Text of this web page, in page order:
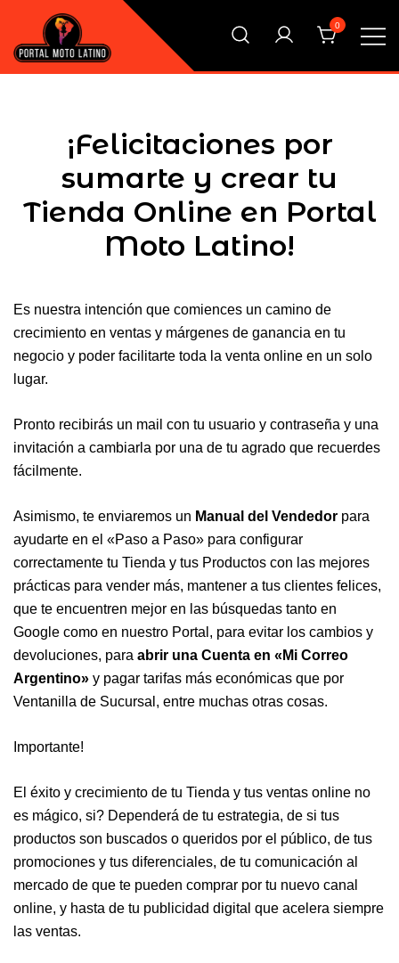
contenido
El Primer Shopping Multi Comercios de la Moto Online
0
¡Felicitaciones por
sumarte y crear tu
Tienda Online en Portal
Moto Latino!
Es nuestra intención que comiences un camino de
crecimiento en ventas y márgenes de ganancia en tu
negocio y poder facilitarte toda la venta online en un solo
lugar.
Pronto recibirás un mail con tu usuario y contraseña y una
invitación a cambiarla por una de tu agrado que recuerdes
fácilmente.
Asimismo, te enviaremos un Manual del Vendedor para
ayudarte en el «Paso a Paso» para configurar
correctamente tu Tienda y tus Productos con las mejores
prácticas para vender más, mantener a tus clientes felices,
que te encuentren mejor en las búsquedas tanto en
Google como en nuestro Portal, para evitar los cambios y
devoluciones, para abrir una Cuenta en «Mi Correo
Argentino» y pagar tarifas más económicas que por
Ventanilla de Sucursal, entre muchas otras cosas.
Importante!
El éxito y crecimiento de tu Tienda y tus ventas online no
es mágico, si? Dependerá de tu estrategia, de si tus
productos son buscados o queridos por el público, de tus
promociones y tus diferenciales, de tu comunicación al
mercado de que te pueden comprar por tu nuevo canal
online, y hasta de tu publicidad digital que acelera siempre
las ventas.